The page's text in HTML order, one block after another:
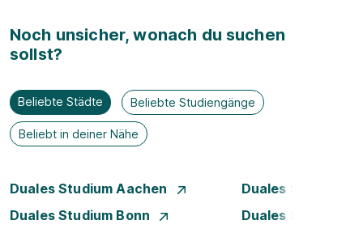
Noch unsicher, wonach du suchen
sollst?
Beliebte Städte Beliebte Studiengänge
Beliebt in deiner Nähe
Duales Studium Aachen
Duales Studium
Duales Studium Bonn
Duales Studium